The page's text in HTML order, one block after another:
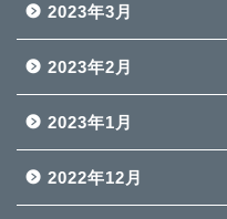
2023年3月
2023年2月
2023年1月
2022年12月